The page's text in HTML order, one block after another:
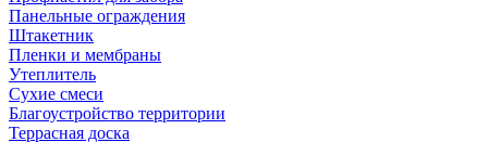
Панельные ограждения
Штакетник
Пленки и мембраны
Утеплитель
Сухие смеси
Благоустройство территории
Террасная доска